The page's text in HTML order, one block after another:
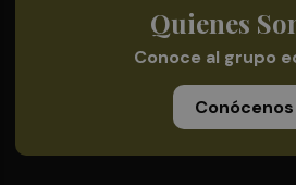
Quienes
Conoce al grupo
Conócenos